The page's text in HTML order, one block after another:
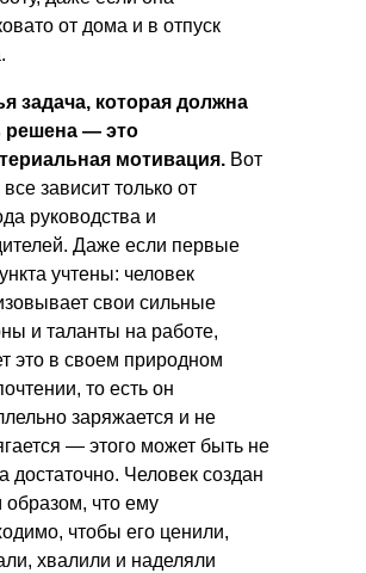
от дома и в отпуск
задача, которая должна
решена — это
мотивация. Вот
все зависит только от
руководства и
Даже если первые
учтены: человек
свои сильные
и таланты на работе,
это в своем природном
то есть он
заряжается и не
— этого может быть не
достаточно. Человек создан
образом, что ему
чтобы его ценили,
хвалили и наделяли